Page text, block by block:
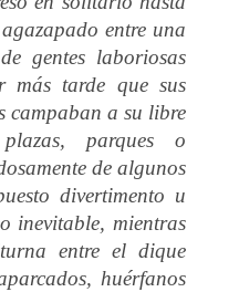
entre una
gentes laboriosas
más tarde que sus
campaban a su libre
parques o
de algunos
divertimento u
inevitable, mientras
entre el dique
huérfanos